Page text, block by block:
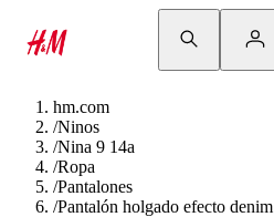
hm.com
/Ninos
/Nina 9 14a
/Ropa
/Pantalones
/Pantalón holgado efecto denim